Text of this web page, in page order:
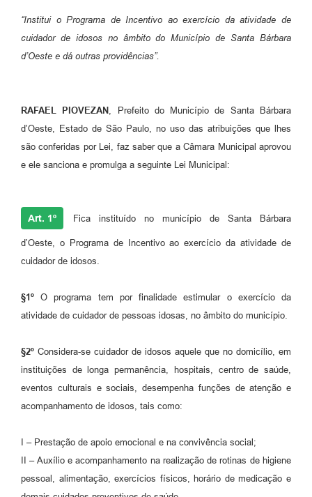
Galeria de Fotos
Links
Agenda
Contato
Plano de Contratações Anuais
“Institui o Programa de Incentivo ao exercício da atividade de
cuidador de idosos no âmbito do Município de Santa Bárbara
d’Oeste e dá outras providências”.
RAFAEL PIOVEZAN , Prefeito do Município de Santa Bárbara
d’Oeste, Estado de São Paulo, no uso das atribuições que lhes
são conferidas por Lei, faz saber que a Câmara Municipal aprovou
e ele sanciona e promulga a seguinte Lei Municipal:
Art. 1º Fica instituído no município de Santa Bárbara
d’Oeste, o Programa de Incentivo ao exercício da atividade de
cuidador de idosos.
§1º O programa tem por finalidade estimular o exercício da
atividade de cuidador de pessoas idosas, no âmbito do município.
§2º Considera-se cuidador de idosos aquele que no domicílio, em
instituições de longa permanência, hospitais, centro de saúde,
eventos culturais e sociais, desempenha funções de atenção e
acompanhamento de idosos, tais como:
I – Prestação de apoio emocional e na convivência social;
II – Auxílio e acompanhamento na realização de rotinas de higiene
pessoal, alimentação, exercícios físicos, horário de medicação e